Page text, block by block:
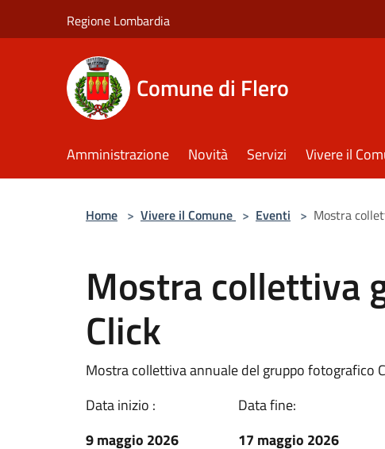
Regione Lombardia
Comune di Flero
Amministrazione Novità Servizi Vivere il
Home > Vivere il Comune > Eventi > Mostra
Mostra collettiva
Click
Mostra collettiva annuale del gruppo fotografico
Data inizio :
9 maggio 2026
Data fine:
17 maggio 2026